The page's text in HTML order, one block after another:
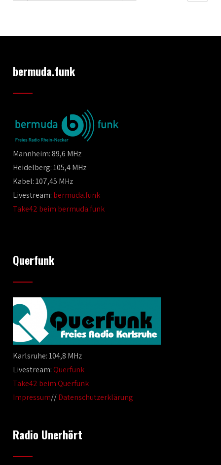
bermuda.funk
Mannheim: 89,6 MHz
Heidelberg: 105,4 MHz
Kabel: 107,45 MHz
Livestream: bermuda.funk
Take42 beim bermuda.funk
Querfunk
Karlsruhe: 104,8 MHz
Livestream:Querfunk
Take42 beim Querfunk
Impressum//Datenschutzerklärung
Radio Unerhört